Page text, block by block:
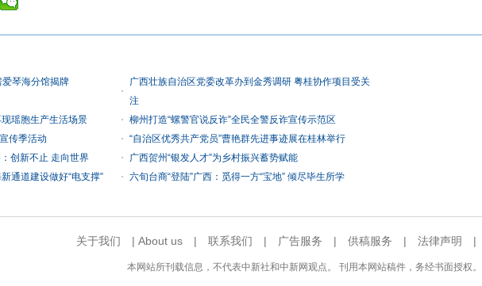
琴海分馆揭牌
广西壮族自治区党委改革办到金秀调研 粤桂协作项目受关
注
瑶胞生产生活场景
柳州打造“螺警官说反诈”全民全警反诈宣传示范区
传季活动
“自治区优秀共产党员”曹艳群先进事迹展在桂林举行
创新不止 走向世界
广西贺州“银发人才”为乡村振兴蓄势赋能
通道建设做好“电支撑”
六旬台商“登陆”广西：觅得一方“宝地” 倾尽毕生所学
关于我们 | About us | 联系我们 | 广告服务 | 供稿服务 | 法律声明 |
本网站所刊载信息，不代表中新社和中新网观点。 刊用本网站稿件，务经书面授权。